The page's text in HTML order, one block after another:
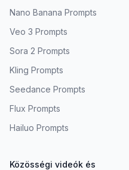
Nano Banana Prompts
Veo 3 Prompts
Sora 2 Prompts
Kling Prompts
Seedance Prompts
Flux Prompts
Hailuo Prompts
Közösségi videók és